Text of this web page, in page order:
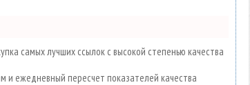
самых лучших ссылок с высокой степенью качества
и ежедневный пересчет показателей качества